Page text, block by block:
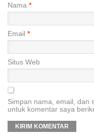
Nama *
Email *
Situs Web
Simpan nama, email, dan
untuk komentar saya